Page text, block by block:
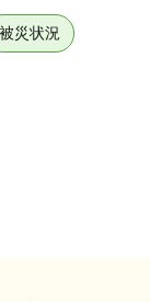
被災状況